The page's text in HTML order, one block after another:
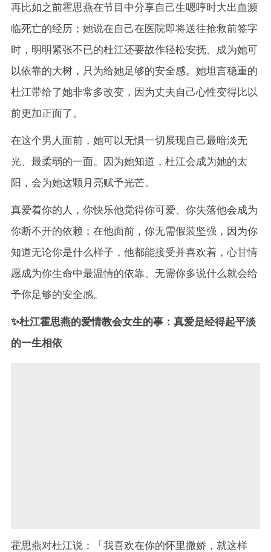
再比如之前霍思燕在节目中分享自己生嗯哼时大出血濒
临死亡的经历；她说在自己在医院即将送往抢救前签字
时，明明紧张不已的杜江还要故作轻松安抚、成为她可
以依靠的大树，只为给她足够的安全感。她坦言稳重的
杜江带给了她非常多改变，因为丈夫自己心性变得比以
前更加正面了。
在这个男人面前，她可以无惧一切展现自己最暗淡无
光、最柔弱的一面。因为她知道，杜江会成为她的太
阳，会为她这颗月亮赋予光芒。
真爱着你的人，你快乐他觉得你可爱、你失落他会成为
你断不开的依赖；在他面前，你无需假装坚强，因为你
知道无论你是什么样子，他都能接受并喜欢着，心甘情
愿成为你生命中最温情的依靠、无需你多说什么就会给
予你足够的安全感。
✨杜江霍思燕的爱情教会女生的事：真爱是经得起平淡
的一生相依
霍思燕对杜江说：「我喜欢在你的怀里撒娇，就这样